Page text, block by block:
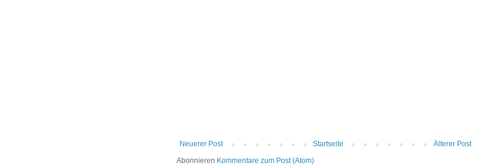
Neuerer Post Älterer Post
Startseite
Abonnieren Kommentare zum Post (Atom)